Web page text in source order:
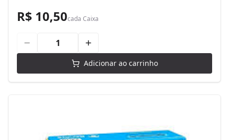
R$ 10,50cada Caixa
Adicionar ao carrinho